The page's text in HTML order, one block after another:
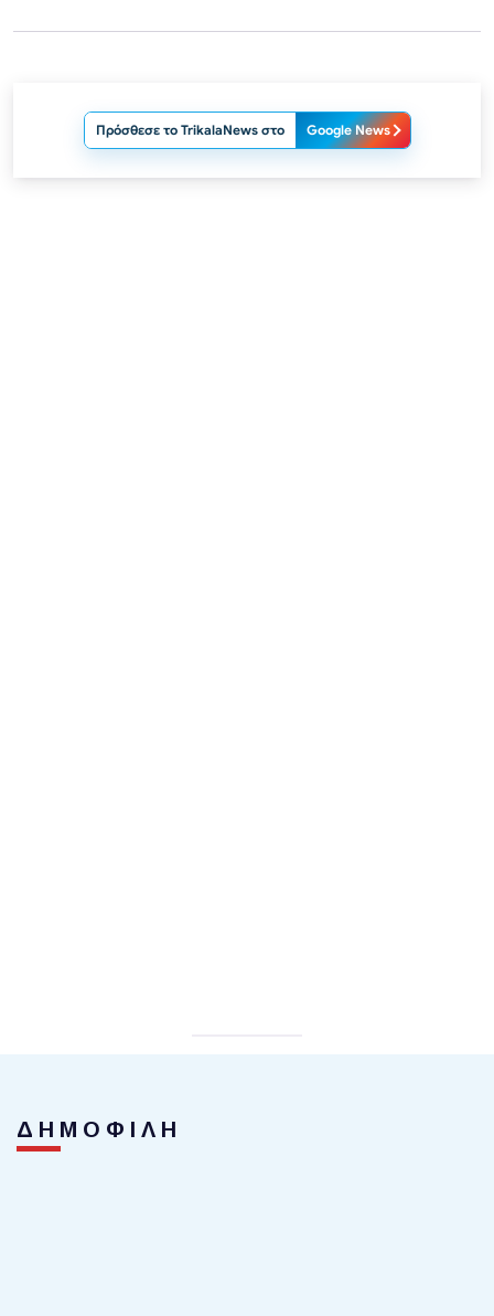
Πρόσθεσε το TrikalaNews στο Google News
ΔΗΜΟΦΙΛΗ